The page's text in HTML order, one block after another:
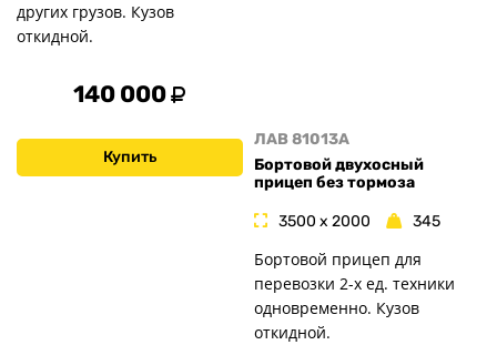
других грузов. Кузов
откидной.
140 000
Купить
ЛАВ 81013A
Бортовой двухосный
прицеп без тормоза
3500 x 2000 345
Бортовой прицеп для
перевозки 2-х ед. техники
одновременно. Кузов
откидной.